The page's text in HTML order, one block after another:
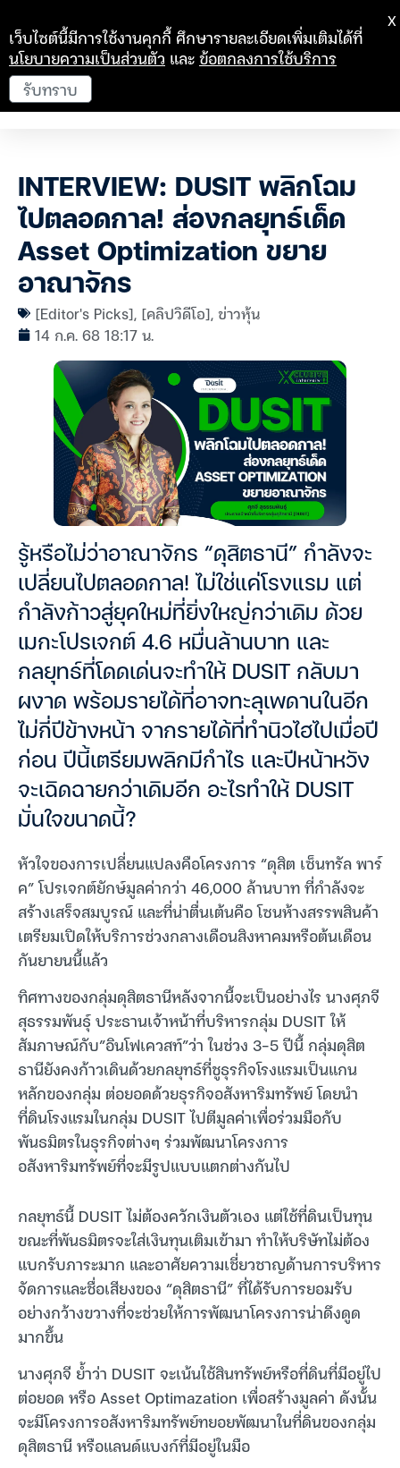
INTERVIEW: DUSIT พลิกโฉม
ไปตลอดกาล! ส่องกลยุทธ์เด็ด
Asset Optimization ขยาย
อาณาจักร
[Editor's Picks], [คลิปวิดีโอ],ข่าวหุ้น
14 ก.ค. 68 18:17 น.
รู้หรือไม่ว่าอาณาจักร “ดุสิตธานี” กำลังจะ
เปลี่ยนไปตลอดกาล! ไม่ใช่แค่โรงแรม แต่
กำลังก้าวสู่ยุคใหม่ที่ยิ่งใหญ่กว่าเดิม ด้วย
เมกะโปรเจกต์ 4.6 หมื่นล้านบาท และ
กลยุทธ์ที่โดดเด่นจะทำให้ DUSIT กลับมา
ผงาด พร้อมรายได้ที่อาจทะลุเพดานในอีก
ไม่กี่ปีข้างหน้า จากรายได้ที่ทำนิวไฮไปเมื่อปี
ก่อน ปีนี้เตรียมพลิกมีกำไร และปีหน้าหวัง
จะเฉิดฉายกว่าเดิมอีก อะไรทำให้ DUSIT
มั่นใจขนาดนี้?
หัวใจของการเปลี่ยนแปลงคือโครงการ “ดุสิต เซ็นทรัล พาร์
ค” โปรเจกต์ยักษ์มูลค่ากว่า 46,000 ล้านบาท ที่กำลังจะ
สร้างเสร็จสมบูรณ์ และที่น่าตื่นเต้นคือ โซนห้างสรรพสินค้า
เตรียมเปิดให้บริการช่วงกลางเดือนสิงหาคมหรือต้นเดือน
กันยายนนี้แล้ว
ทิศทางของกลุ่มดุสิตธานีหลังจากนี้จะเป็นอย่างไร นางศุภจี
สุธรรมพันธุ์ ประธานเจ้าหน้าที่บริหารกลุ่ม DUSIT ให้
สัมภาษณ์กับ”อินโฟเควสท์”ว่า ในช่วง 3-5 ปีนี้ กลุ่มดุสิต
ธานียังคงก้าวเดินด้วยกลยุทธ์ที่ชูธุรกิจโรงแรมเป็นแกน
หลักของกลุ่ม ต่อยอดด้วยธุรกิจอสังหาริมทรัพย์ โดยนำ
ที่ดินโรงแรมในกลุ่ม DUSIT ไปตีมูลค่าเพื่อร่วมมือกับ
พันธมิตรในธุรกิจต่างๆ ร่วมพัฒนาโครงการ
อสังหาริมทรัพย์ที่จะมีรูปแบบแตกต่างกันไป
กลยุทธ์นี้ DUSIT ไม่ต้องควักเงินตัวเอง แต่ใช้ที่ดินเป็นทุน
ขณะที่พันธมิตรจะใส่เงินทุนเติมเข้ามา ทำให้บริษัทไม่ต้อง
แบกรับภาระมาก และอาศัยความเชี่ยวชาญด้านการบริหาร
จัดการและชื่อเสียงของ “ดุสิตธานี” ที่ได้รับการยอมรับ
อย่างกว้างขวางที่จะช่วยให้การพัฒนาโครงการน่าดึงดูด
มากขึ้น
นางศุภจี ย้ำว่า DUSIT จะเน้นใช้สินทรัพย์หรือที่ดินที่มีอยู่ไป
ต่อยอด หรือ Asset Optimazation เพื่อสร้างมูลค่า ดังนั้น
จะมีโครงการอสังหาริมทรัพย์ทยอยพัฒนาในที่ดินของกลุ่ม
ดุสิตธานี หรือแลนด์แบงก์ที่มีอยู่ในมือ
เว็บไซต์นี้มีการใช้งานคุกกี้ ศึกษารายละเอียดเพิ่มเติมได้ที่
นโยบายความเป็นส่วนตัว และข้อตกลงการใช้บริการ
รับทราบ
X